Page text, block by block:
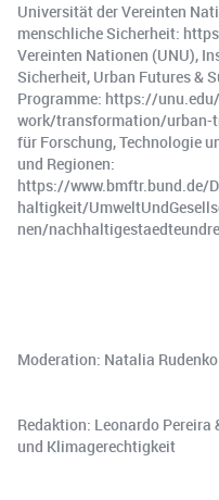
Universität der Vereinten
menschliche Sicherheit:
Vereinten Nationen (UNU),
Sicherheit, Urban Futures &
Programme: https://
work/transformation/urban-
für Forschung, Technologie
und Regionen:
https://www.bmftr.bund.de/
haltigkeit/
nen/
Moderation: Natalia Rudenko
Redaktion: Leonardo
und Klimagerechtigkeit